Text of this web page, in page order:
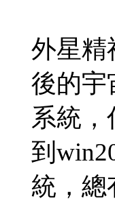
外星精
後的宇
系統，
到
統，總